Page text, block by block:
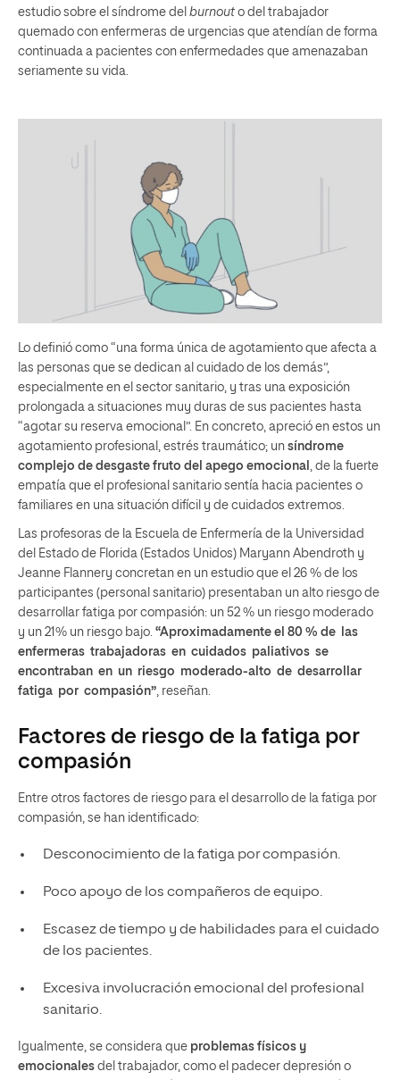
estudio sobre el síndrome del burnout o del trabajador
quemado con enfermeras de urgencias que atendían de forma
continuada a pacientes con enfermedades que amenazaban
seriamente su vida.
Lo definió como “una forma única de agotamiento que afecta a
las personas que se dedican al cuidado de los demás”,
especialmente en el sector sanitario, y tras una exposición
prolongada a situaciones muy duras de sus pacientes hasta
“agotar su reserva emocional”. En concreto, apreció en estos un
agotamiento profesional, estrés traumático; un síndrome
complejo de desgaste fruto del apego emocional , de la fuerte
empatía que el profesional sanitario sentía hacia pacientes o
familiares en una situación difícil y de cuidados extremos.
Las profesoras de la Escuela de Enfermería de la Universidad
del Estado de Florida (Estados Unidos) Maryann Abendroth y
Jeanne Flannery concretan en un estudio que el 26 % de los
participantes (personal sanitario) presentaban un alto riesgo de
desarrollar fatiga por compasión: un 52 % un riesgo moderado
y un 21% un riesgo bajo. “Aproximadamente el 80 % de las
enfermeras trabajadoras en cuidados paliativos se
encontraban en un riesgo moderado-alto de desarrollar
fatiga por compasión”, reseñan.
Factores de riesgo de la fatiga por
compasión
Entre otros factores de riesgo para el desarrollo de la fatiga por
compasión, se han identificado:
Desconocimiento de la fatiga por compasión.
Poco apoyo de los compañeros de equipo.
Escasez de tiempo y de habilidades para el cuidado
de los pacientes.
Excesiva involucración emocional del profesional
sanitario.
Igualmente, se considera que problemas físicos y
emocionales del trabajador, como el padecer depresión o